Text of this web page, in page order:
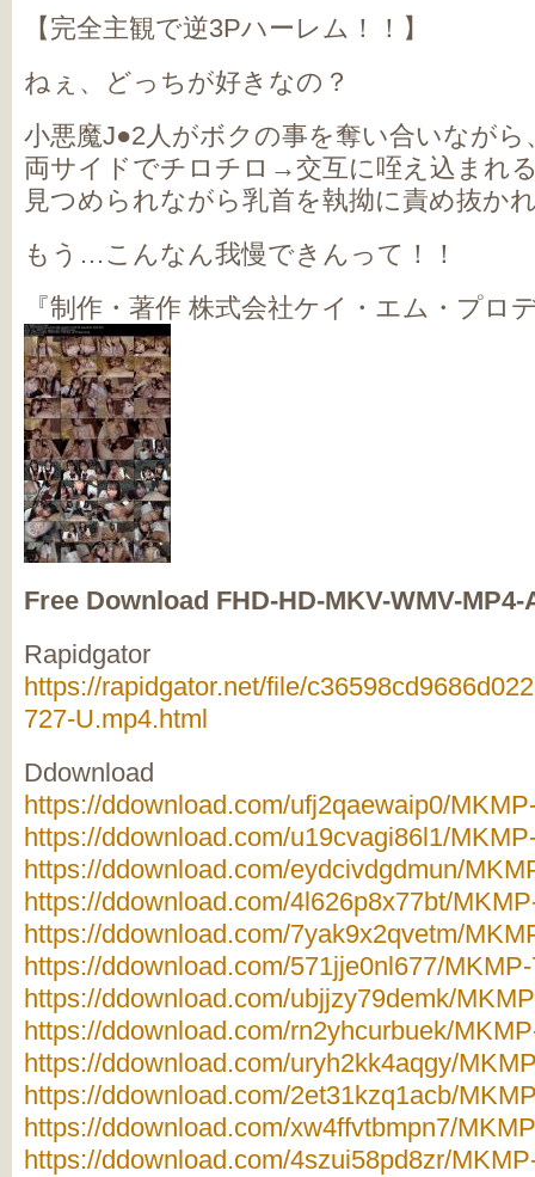
【完全主観で逆3Pハーレム！！】
ねぇ、どっちが好きなの？
小悪魔J●2人がボクの事を奪い合いなが
両サイドでチロチロ→交互に咥え込まれ
見つめられながら乳首を執拗に責め抜か
もう…こんなん我慢できんって！！
『制作・著作 株式会社ケイ・エム・プロ
Free Download FHD-HD-MKV-WMV-MP4-
Rapidgator
https://rapidgator.net/file/
727-U.mp4.html
Ddownload
https://ddownload.com/ufj2qaewaip0/
https://ddownload.com/u19cvagi86l1/
https://ddownload.com/eydcivdgdmun/
https://ddownload.com/4l626p8x77bt/
https://ddownload.com/7yak9x2qvetm/
https://ddownload.com/571jje0nl677/
https://ddownload.com/ubjjzy79demk/
https://ddownload.com/rn2yhcurbuek/
https://ddownload.com/uryh2kk4aqgy/
https://ddownload.com/2et31kzq1acb/
https://ddownload.com/xw4ffvtbmpn7/
https://ddownload.com/4szui58pd8zr/